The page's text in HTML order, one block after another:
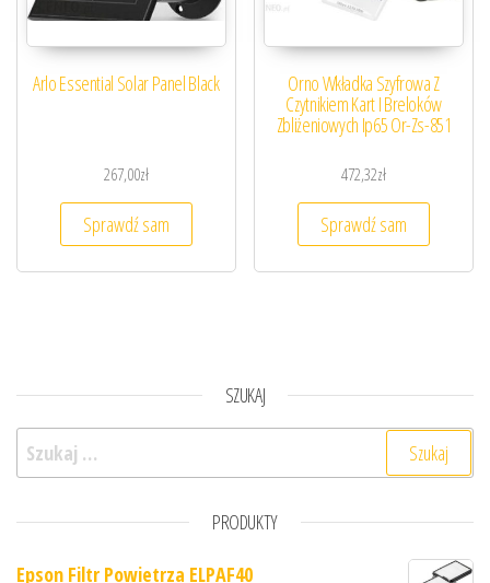
Arlo Essential Solar Panel Black
267,00zł
Sprawdź sam
Orno Wkładka Szyfrowa Z
Czytnikiem Kart I Breloków
Zbliżeniowych Ip65 Or-Zs-851
472,32zł
Sprawdź sam
SZUKAJ
Szukaj:
PRODUKTY
Epson Filtr Powietrza ELPAF40